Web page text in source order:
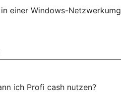
einer Windows-
ich Profi cash nutzen?